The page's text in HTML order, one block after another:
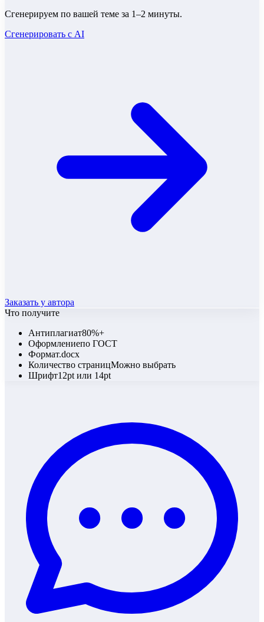
Сгенерируем по вашей теме за 1–2 минуты.
Сгенерировать с AI
Заказать у автора
Что получите
Антиплагиат80%+
Оформлениепо ГОСТ
Формат.docx
Количество страницМожно выбрать
Шрифт12pt или 14pt